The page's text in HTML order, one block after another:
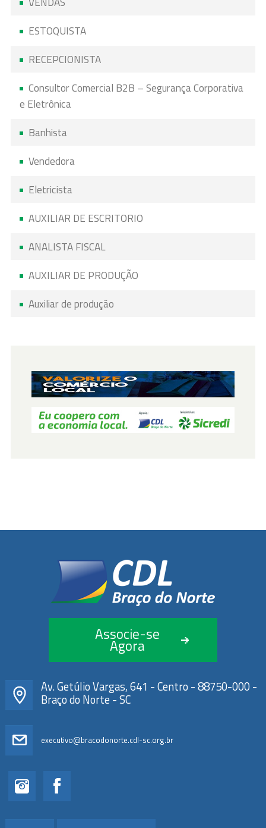
ESTOQUISTA
RECEPCIONISTA
Consultor Comercial B2B – Segurança Corporativa
e Eletrônica
Banhista
Vendedora
Eletricista
AUXILIAR DE ESCRITORIO
ANALISTA FISCAL
AUXILIAR DE PRODUÇÃO
Auxiliar de produção
Associe-se
Agora
Av. Getúlio Vargas, 641 - Centro - 88750-000 -
Braço do Norte - SC
executivo@bracodonorte.cdl-sc.org.br